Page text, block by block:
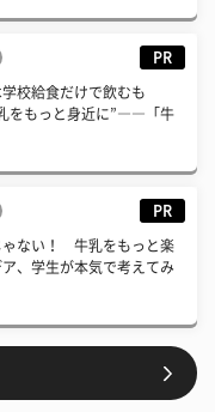
PR
学校給食だけで飲むも
をもっと身近に”――「牛
PR
ゃない！ 牛乳をもっと楽
ア、学生が本気で考えてみ